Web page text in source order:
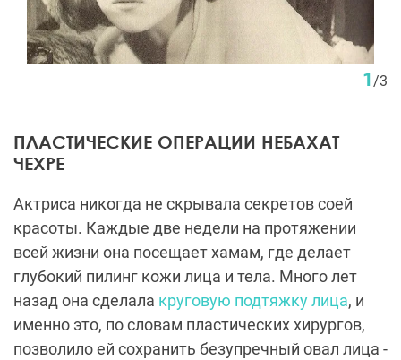
1/3
ПЛАСТИЧЕСКИЕ ОПЕРАЦИИ НЕБАХАТ
ЧЕХРЕ
Актриса никогда не скрывала секретов соей
красоты. Каждые две недели на протяжении
всей жизни она посещает хамам, где делает
глубокий пилинг кожи лица и тела. Много лет
назад она сделала круговую подтяжку лица, и
именно это, по словам пластических хирургов,
позволило ей сохранить безупречный овал лица -